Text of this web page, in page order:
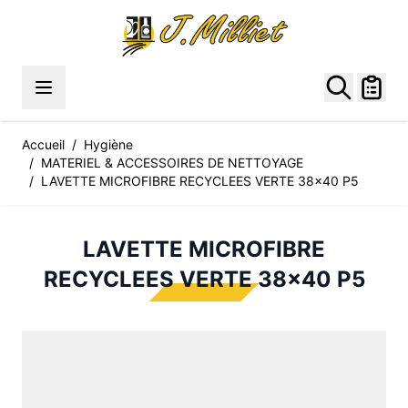
Accueil / Hygiène
/ MATERIEL & ACCESSOIRES DE NETTOYAGE
/ LAVETTE MICROFIBRE RECYCLEES VERTE 38x40 P5
LAVETTE MICROFIBRE
RECYCLEES VERTE 38x40 P5